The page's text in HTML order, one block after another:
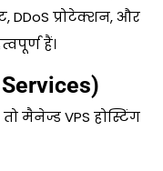
DDoS प्रोटेक्शन, और
हैं।
Services)
मैनेज्ड VPS होस्टिंग